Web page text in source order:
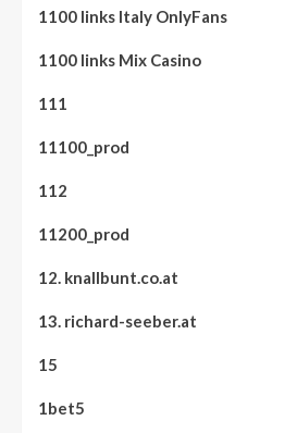
1100 links Italy OnlyFans
1100 links Mix Casino
111
11100_prod
112
11200_prod
12. knallbunt.co.at
13. richard-seeber.at
15
1bet5